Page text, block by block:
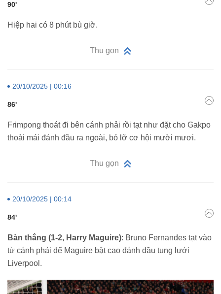
90'
Hiệp hai có 8 phút bù giờ.
Thu gọn
20/10/2025 | 00:16
86'
Frimpong thoát đi bên cánh phải rồi tạt như đặt cho Gakpo
thoải mái đánh đầu ra ngoài, bỏ lỡ cơ hội mười mươi.
Thu gọn
20/10/2025 | 00:14
84'
Bàn thắng (1-2, Harry Maguire): Bruno Fernandes tạt vào
từ cánh phải để Maguire bật cao đánh đầu tung lưới
Liverpool.